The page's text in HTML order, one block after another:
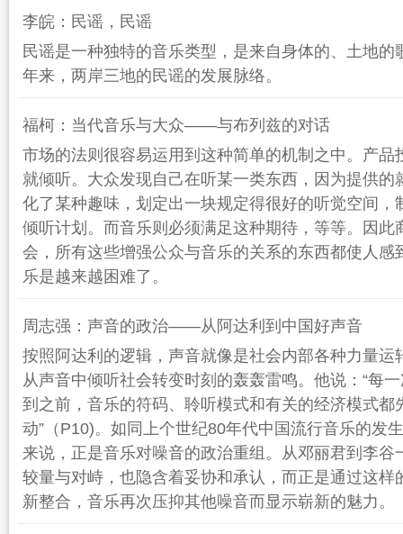
李皖：民谣，民谣
民谣是一种独特的音乐类型，是来自身体的、土地的
年来，两岸三地的民谣的发展脉络。
福柯：当代音乐与大众——与布列兹的对话
市场的法则很容易运用到这种简单的机制之中。产品
就倾听。大众发现自己在听某一类东西，因为提供的
化了某种趣味，划定出一块规定得很好的听觉空间，
倾听计划。而音乐则必须满足这种期待，等等。因此
会，所有这些增强公众与音乐的关系的东西都使人感
乐是越来越困难了。
周志强：声音的政治——从阿达利到中国好声音
按照阿达利的逻辑，声音就像是社会内部各种力量运
从声音中倾听社会转变时刻的轰轰雷鸣。他说：“每
到之前，音乐的符码、聆听模式和有关的经济模式都
动”（P10)。如同上个世纪80年代中国流行音乐的发
来说，正是音乐对噪音的政治重组。从邓丽君到李谷
较量与对峙，也隐含着妥协和承认，而正是通过这样
新整合，音乐再次压抑其他噪音而显示崭新的魅力。